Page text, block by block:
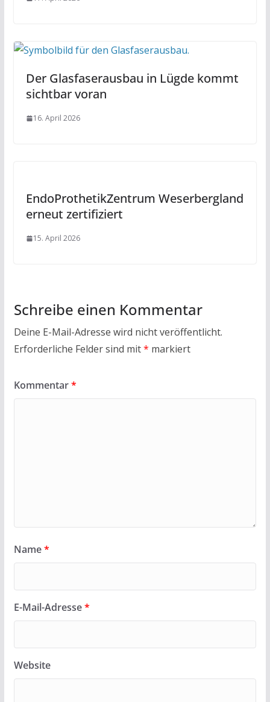
Der Glasfaserausbau in Lügde kommt
sichtbar voran
16. April 2026
EndoProthetikZentrum Weserbergland
erneut zertifiziert
15. April 2026
Schreibe einen Kommentar
Deine E-Mail-Adresse wird nicht veröffentlicht.
Erforderliche Felder sind mit* markiert
Kommentar*
Name*
E-Mail-Adresse*
Website